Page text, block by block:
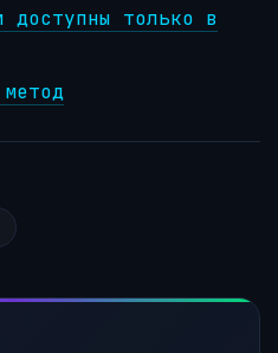
доступны только в